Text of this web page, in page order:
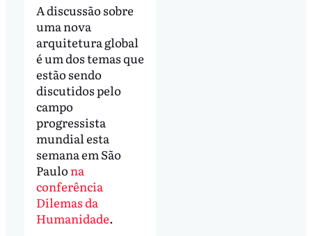
A discussão sobre
uma nova
arquitetura global
é um dos temas que
estão sendo
discutidos pelo
campo
progressista
mundial esta
semana em São
Paulo na
conferência
Dilemas da
Humanidade.